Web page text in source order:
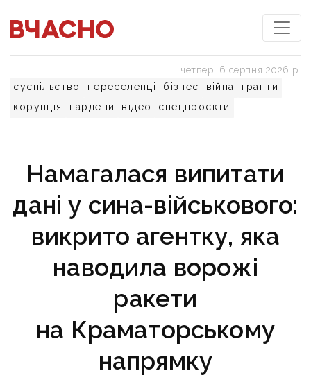
суспільство переселенці бізнес війна
гранти
корупція
нардепи відео спецпроєкти
четвер, 6 серпня 2026 р.
Намагалася випитати
дані у сина-військового:
викрито агентку, яка
наводила ворожі
ракети
на Краматорському
напрямку